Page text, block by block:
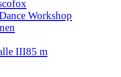
Workshop
III85 m